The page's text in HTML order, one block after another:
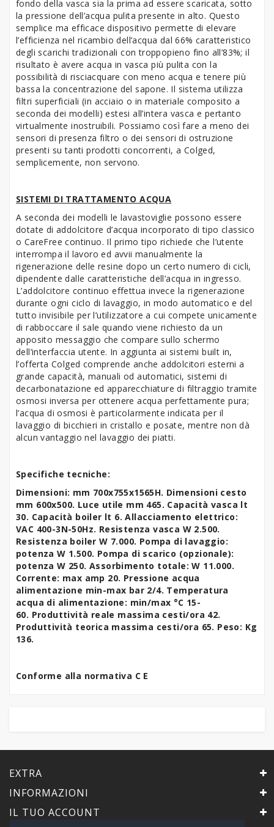
fondo della vasca sia la prima ad essere scaricata, sotto
la pressione dell’acqua pulita presente in alto. Questo
semplice ma efficace dispositivo permette di elevare
l’efficienza nel ricambio dell’acqua dal 66% caratteristico
degli scarichi tradizionali con troppopieno fino all’83%; il
risultato è avere acqua in vasca più pulita con la
possibilità di risciacquare con meno acqua e tenere più
bassa la concentrazione del sapone. Il sistema utilizza
filtri superficiali (in acciaio o in materiale composito a
seconda dei modelli) estesi all’intera vasca e pertanto
virtualmente inostruibili. Possiamo così fare a meno dei
sensori di presenza filtro o dei sensori di ostruzione
presenti su tanti prodotti concorrenti, a Colged,
semplicemente, non servono.
SISTEMI DI TRATTAMENTO ACQUA
A seconda dei modelli le lavastoviglie possono essere
dotate di addolcitore d’acqua incorporato di tipo classico
o CareFree continuo. Il primo tipo richiede che l’utente
interrompa il lavoro ed avvii manualmente la
rigenerazione delle resine dopo un certo numero di cicli,
dipendente dalle caratteristiche dell’acqua in ingresso.
L’addolcitore continuo effettua invece la rigenerazione
durante ogni ciclo di lavaggio, in modo automatico e del
tutto invisibile per l’utilizzatore a cui compete unicamente
di rabboccare il sale quando viene richiesto da un
apposito messaggio che compare sullo schermo
dell’interfaccia utente. In aggiunta ai sistemi built in,
l’offerta Colged comprende anche addolcitori esterni a
grande capacità, manuali od automatici, sistemi di
decarbonatazione ed apparecchiature di filtraggio tramite
osmosi inversa per ottenere acqua perfettamente pura;
l’acqua di osmosi è particolarmente indicata per il
lavaggio di bicchieri in cristallo e posate, mentre non dà
alcun vantaggio nel lavaggio dei piatti.
Specifiche tecniche:
Dimensioni: mm 700x755x1565H. Dimensioni cesto
mm 600x500. Luce utile mm 465. Capacità vasca lt
30. Capacità boiler lt 6. Allacciamento elettrico:
VAC 400-3N-50Hz. Resistenza vasca W 2.500.
Resistenza boiler W 7.000. Pompa di lavaggio:
potenza W 1.500. Pompa di scarico (opzionale):
potenza W 250. Assorbimento totale: W 11.000.
Corrente: max amp 20. Pressione acqua
alimentazione min-max bar 2/4. Temperatura
acqua di alimentazione: min/max °C 15-
60. Produttività reale massima cesti/ora 42.
Produttività teorica massima cesti/ora 65. Peso: Kg
136.
Conforme alla normativa C E
EXTRA
INFORMAZIONI
IL TUO ACCOUNT